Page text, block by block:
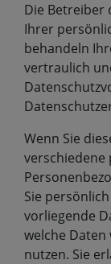
Die Betreiber
Ihrer
behandeln
vertraulich
Wenn Sie
verschiedene
Sie
vorliegende
welche
nutzen. Sie